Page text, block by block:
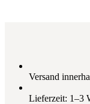
Versand
Lieferzeit: 1–3